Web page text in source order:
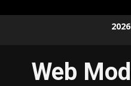
Web